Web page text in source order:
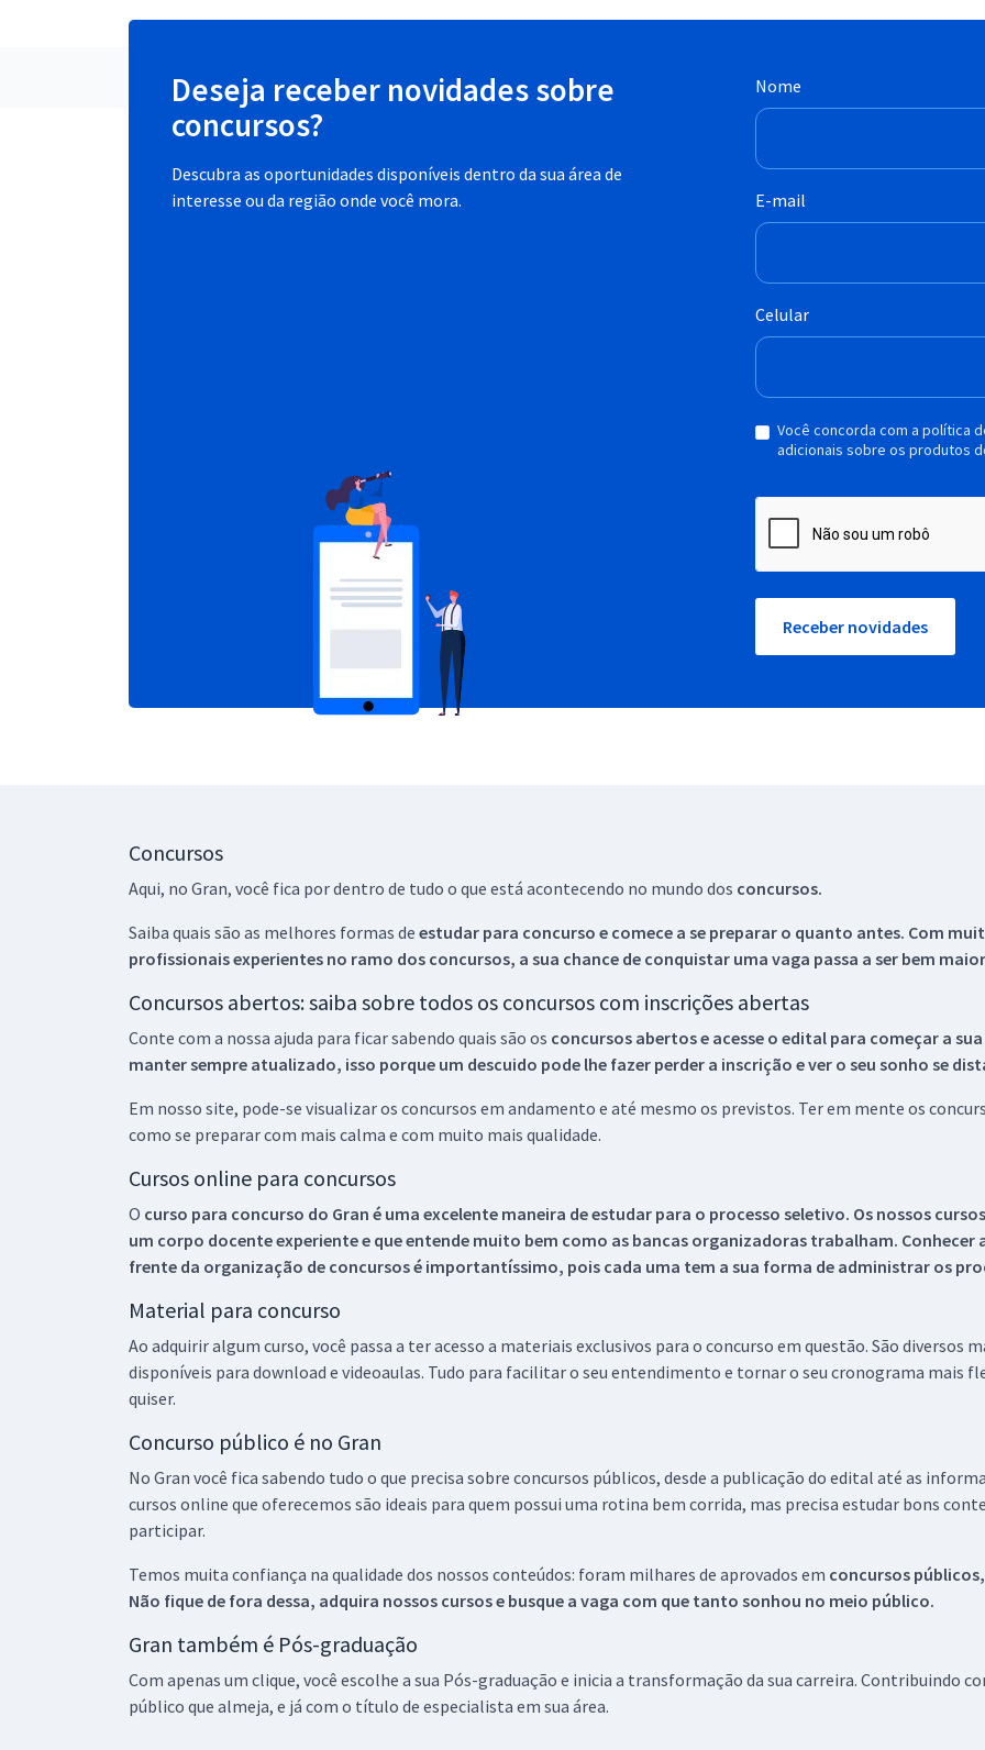
Deseja receber novidades sobre
concursos?
Descubra as oportunidades disponíveis dentro da sua área de
interesse ou da região onde você mora.
Nome
E-mail
Celular
Você concorda com a política
adicionais sobre os produtos
Receber novidades
Concursos
Aqui, no Gran, você fica por dentro de tudo o que está acontecendo no mundo dos concursos.
Saiba quais são as melhores formas de estudar para concurso e comece a se preparar o quanto antes. Com
profissionais experientes no ramo dos concursos, a sua chance de conquistar uma vaga passa a ser bem
Concursos abertos: saiba sobre todos os concursos com inscrições abertas
Conte com a nossa ajuda para ficar sabendo quais são os concursos abertos e acesse o edital para começar a
manter sempre atualizado, isso porque um descuido pode lhe fazer perder a inscrição e ver o seu sonho se
Em nosso site, pode-se visualizar os concursos em andamento e até mesmo os previstos. Ter em mente os
como se preparar com mais calma e com muito mais qualidade.
Cursos online para concursos
O curso para concurso do Gran é uma excelente maneira de estudar para o processo seletivo. Os nossos
um corpo docente experiente e que entende muito bem como as bancas organizadoras trabalham.
frente da organização de concursos é importantíssimo, pois cada uma tem a sua forma de administrar os
Material para concurso
Ao adquirir algum curso, você passa a ter acesso a materiais exclusivos para o concurso em questão. São
disponíveis para download e videoaulas. Tudo para facilitar o seu entendimento e tornar o seu cronograma mais
quiser.
Concurso público é no Gran
No Gran você fica sabendo tudo o que precisa sobre concursos públicos, desde a publicação do edital até as
cursos online que oferecemos são ideais para quem possui uma rotina bem corrida, mas precisa estudar bons
participar.
Temos muita confiança na qualidade dos nossos conteúdos: foram milhares de aprovados em concursos
Não fique de fora dessa, adquira nossos cursos e busque a vaga com que tanto sonhou no meio público.
Gran também é Pós-graduação
Com apenas um clique, você escolhe a sua Pós-graduação e inicia a transformação da sua carreira. Contribuindo
público que almeja, e já com o título de especialista em sua área.